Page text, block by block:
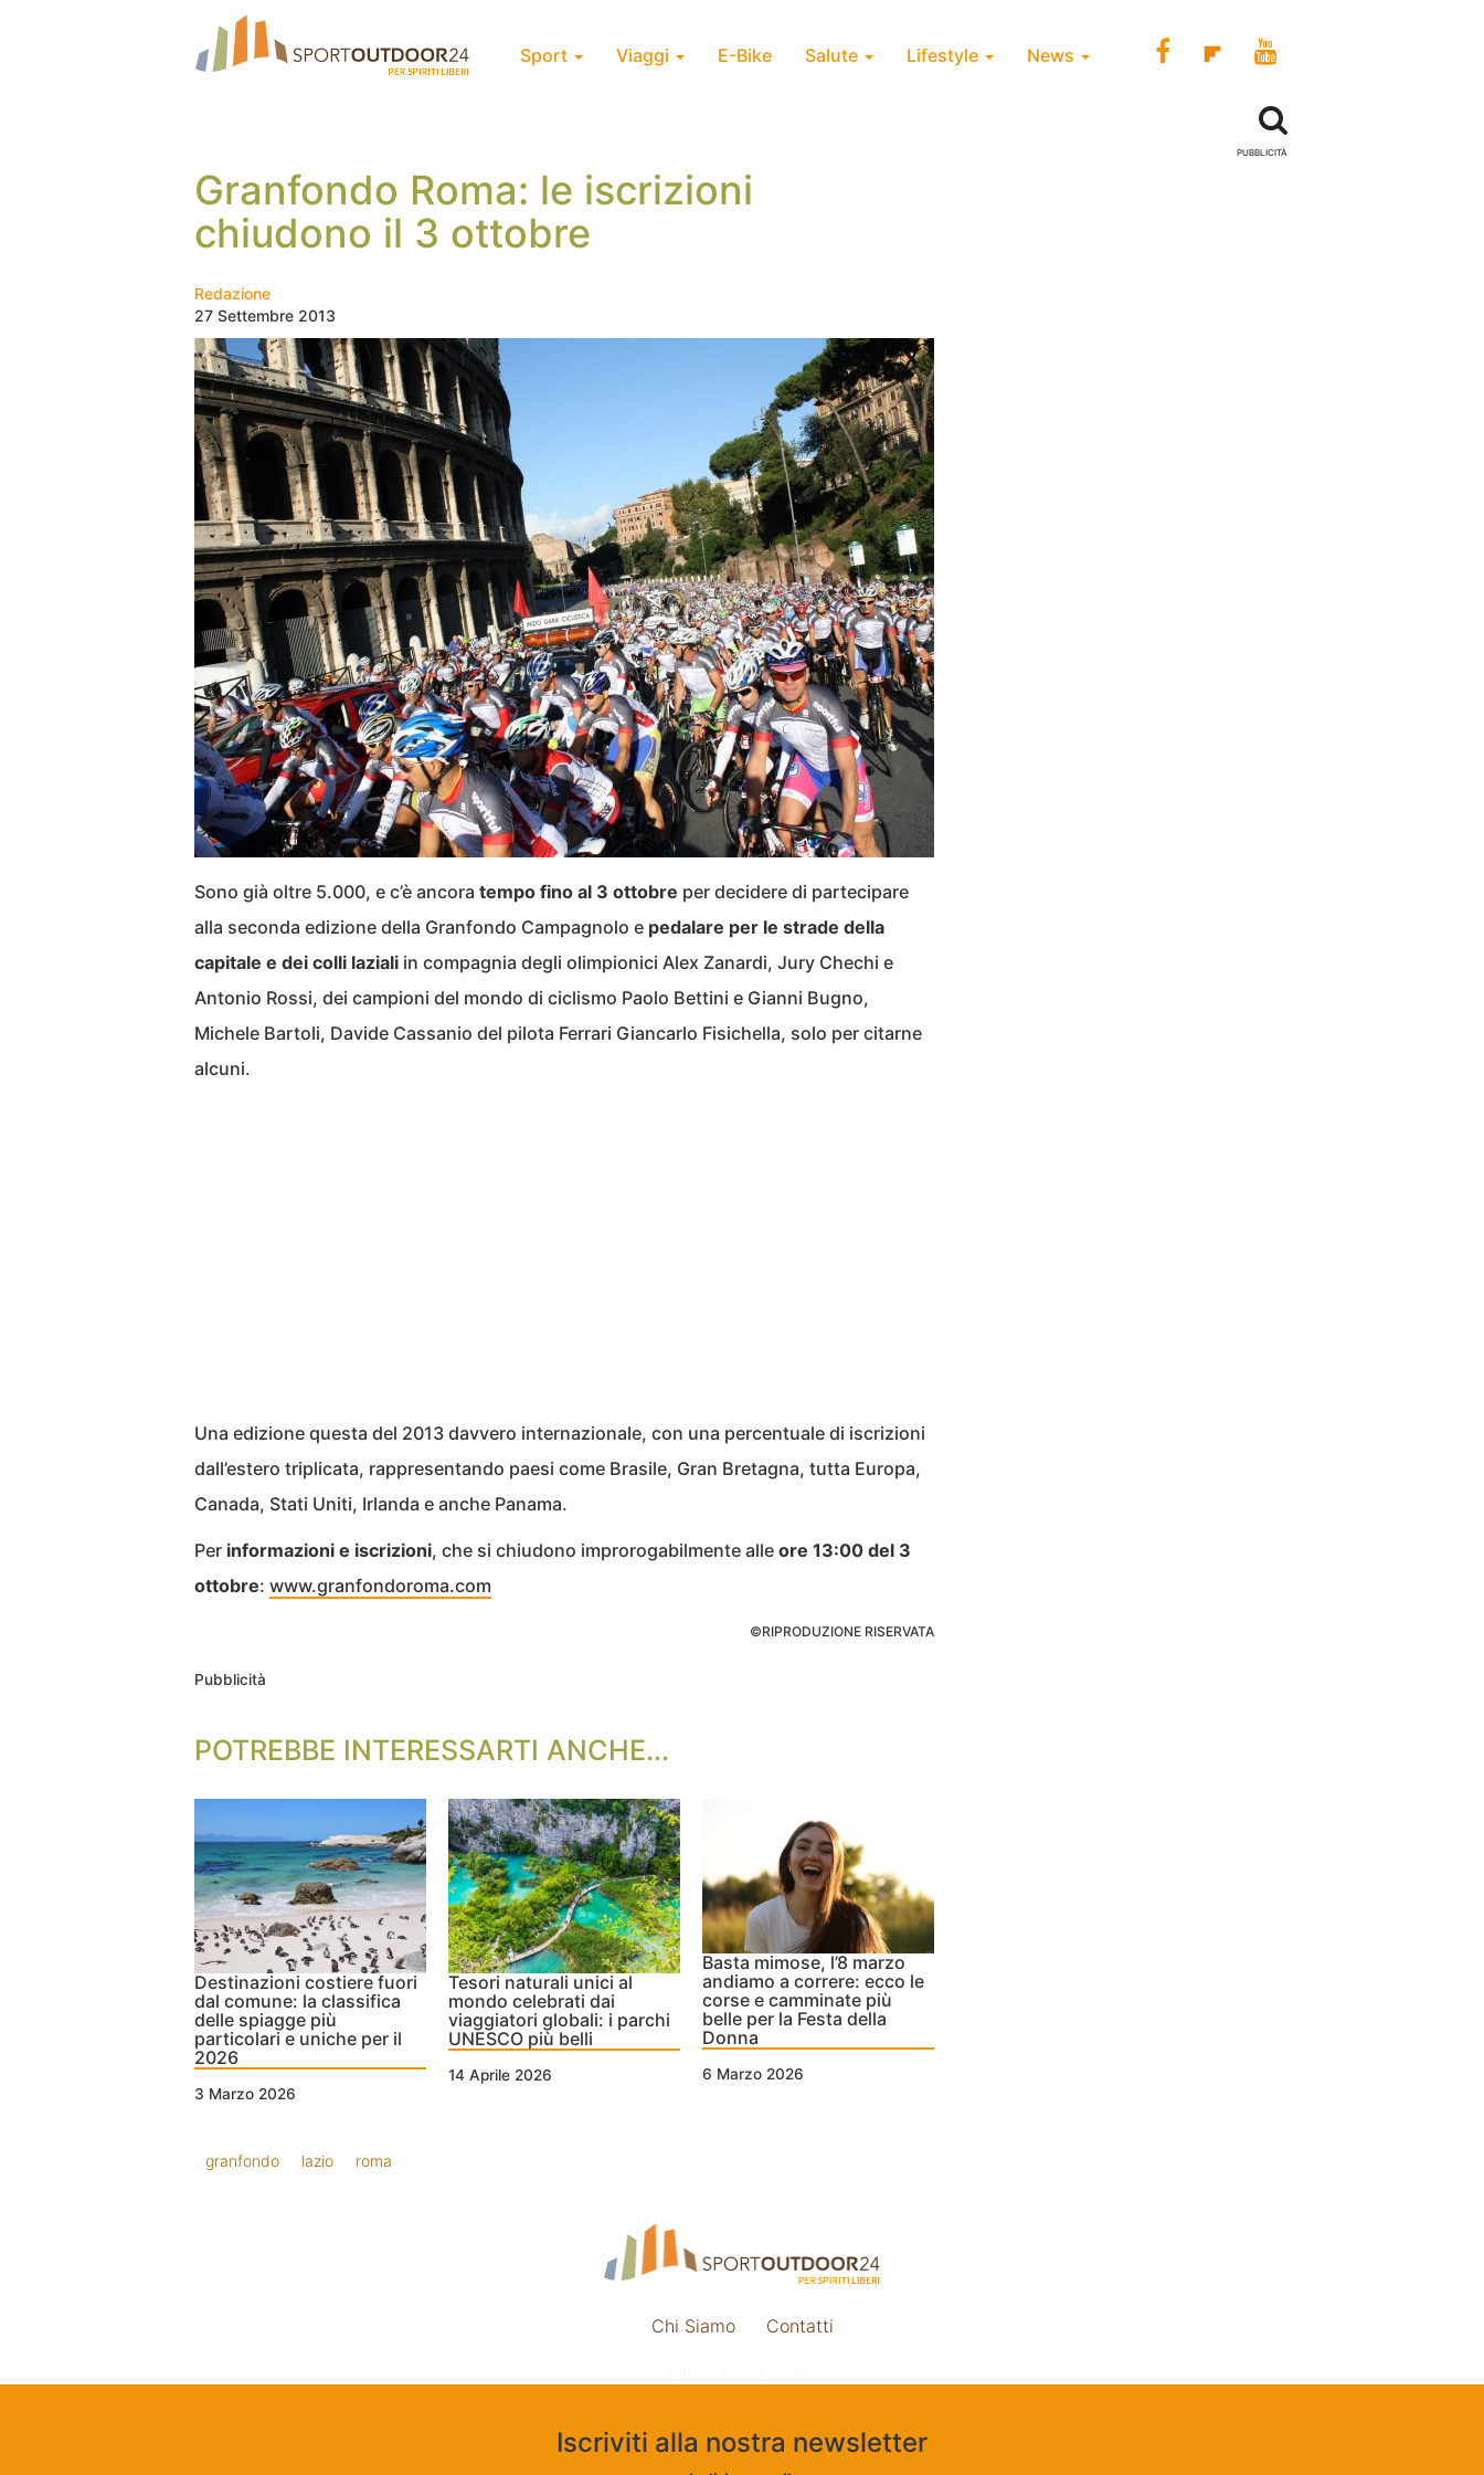
Sport Viaggi E-Bike Salute Lifestyle News
Granfondo Roma: le iscrizioni
chiudono il 3 ottobre
Redazione
27 Settembre 2013
Sono già oltre 5.000, e c’è ancora tempo fino al 3 ottobre per decidere di partecipare
alla seconda edizione della Granfondo Campagnolo e pedalare per le strade della
capitale e dei colli laziali in compagnia degli olimpionici Alex Zanardi, Jury Chechi e
Antonio Rossi, dei campioni del mondo di ciclismo Paolo Bettini e Gianni Bugno,
Michele Bartoli, Davide Cassanio del pilota Ferrari Giancarlo Fisichella, solo per citarne
alcuni.
Una edizione questa del 2013 davvero internazionale, con una percentuale di iscrizioni
dall’estero triplicata, rappresentando paesi come Brasile, Gran Bretagna, tutta Europa,
Canada, Stati Uniti, Irlanda e anche Panama.
Per informazioni e iscrizioni, che si chiudono improrogabilmente alle ore 13:00 del 3
ottobre: www.granfondoroma.com
©RIPRODUZIONE RISERVATA
Pubblicità
POTREBBE INTERESSARTI ANCHE...
Destinazioni costiere fuori
dal comune: la classifica
delle spiagge più
particolari e uniche per il
2026
3 Marzo 2026
Tesori naturali unici al
mondo celebrati dai
viaggiatori globali: i parchi
UNESCO più belli
14 Aprile 2026
Basta mimose, l’8 marzo
andiamo a correre: ecco le
corse e camminate più
belle per la Festa della
Donna
6 Marzo 2026
granfondo lazio roma
PUBBLICITÀ
Chi Siamo Contatti
Iscriviti alla nostra newsletter